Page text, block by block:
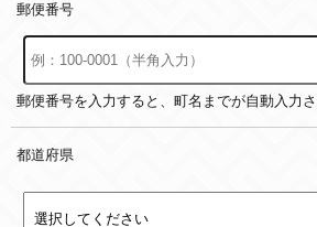
郵便番号
郵便番号を入力すると、町名までが自動入力さ
都道府県